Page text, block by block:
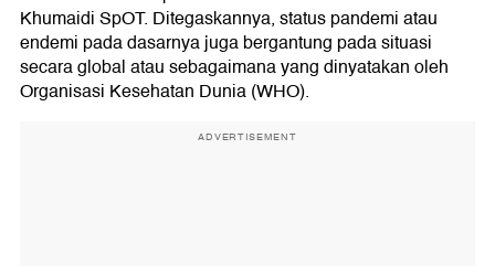
Khumaidi SpOT. Ditegaskannya, status pandemi atau
endemi pada dasarnya juga bergantung pada situasi
secara global atau sebagaimana yang dinyatakan oleh
Organisasi Kesehatan Dunia (WHO).
ADVERTISEMENT